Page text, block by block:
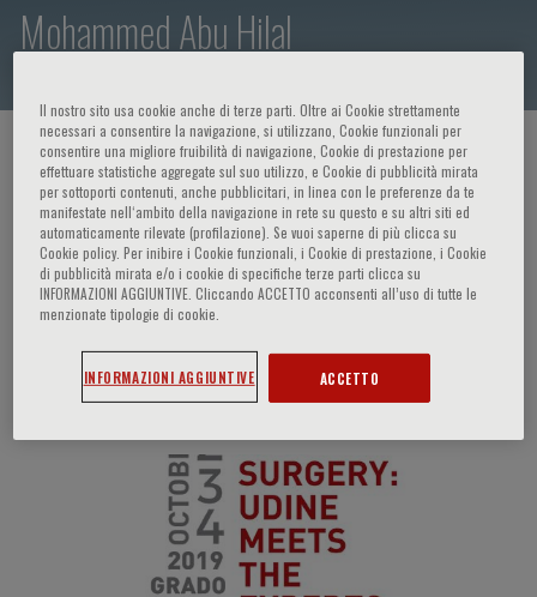
Mohammed Abu Hilal
HOME PAGE / CURSOS Y EVENTOS / ORADOR
Mohammed Abu Hilal
Participaciones del ponente
Il nostro sito usa cookie anche di terze parti. Oltre ai Cookie strettamente
necessari a consentire la navigazione, si utilizzano, Cookie funzionali per
consentire una migliore fruibilità di navigazione, Cookie di prestazione per
effettuare statistiche aggregate sul suo utilizzo, e Cookie di pubblicità mirata
per sottoporti contenuti, anche pubblicitari, in linea con le preferenze da te
manifestate nell‘ambito della navigazione in rete su questo e su altri siti ed
automaticamente rilevate (profilazione). Se vuoi saperne di più clicca su
Cookie policy. Per inibire i Cookie funzionali, i Cookie di prestazione, i Cookie
di pubblicità mirata e/o i cookie di specifiche terze parti clicca su
INFORMAZIONI AGGIUNTIVE. Cliccando ACCETTO acconsenti all’uso di tutte le
menzionate tipologie di cookie.
INFORMAZIONI AGGIUNTIVE ACCETTO